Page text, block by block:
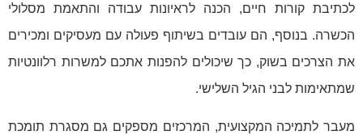
לכתיבת קורות חיים, הכנה לראיונות עבודה והתאמת מסלולי
הכשרה. בנוסף, הם עובדים בשיתוף פעולה עם מעסיקים ומכירים
את הצרכים בשוק, כך שיכולים להפנות אתכם למשרות רלוונטיות
שמתאימות לבני הגיל השלישי.
מעבר לתמיכה המקצועית, המרכזים מספקים גם מסגרת תומכת